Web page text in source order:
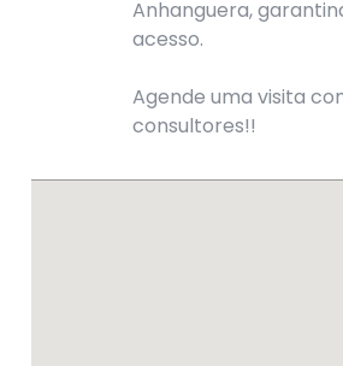
Anhanguera,
acesso.
Agende uma visita
consultores!!